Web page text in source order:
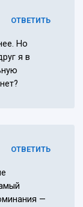
ОТВЕТИТЬ
Но
я в
ОТВЕТИТЬ
—